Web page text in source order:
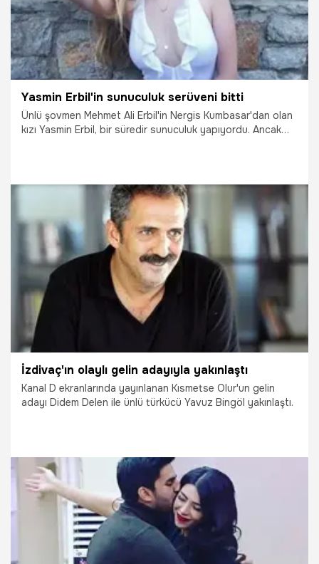
Yasmin Erbil'in sunuculuk serüveni bitti
Ünlü şovmen Mehmet Ali Erbil'in Nergis Kumbasar'dan olan
kızı Yasmin Erbil, bir süredir sunuculuk yapıyordu. Ancak
5.01.2020 Magazin
İzdivaç'ın olaylı gelin adayıyla yakınlaştı
Kanal D ekranlarında yayınlanan Kısmetse Olur'un gelin
adayı Didem Delen ile ünlü türkücü Yavuz Bingöl yakınlaştı.
Magazin